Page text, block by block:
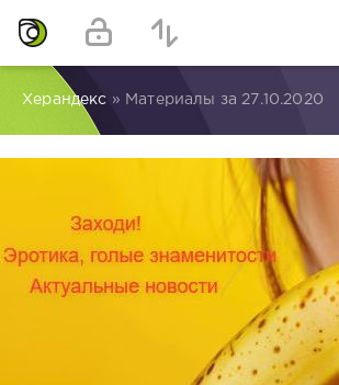
Херандекс » Материалы за 27.10.2020